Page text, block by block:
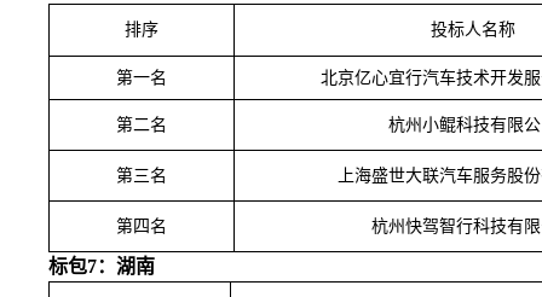
排序 投标人名称
第一名 北京亿心宜行汽车技术开发
第二名 杭州小鲲科技有限
第三名 上海盛世大联汽车服务股
第四名 杭州快驾智行科技有
标包7：湖南